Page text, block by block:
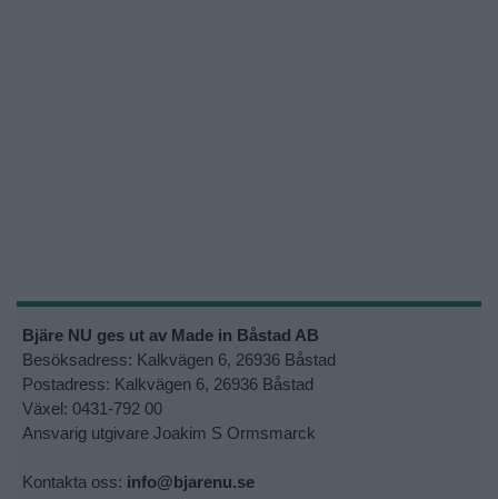
Bjäre NU ges ut av Made in Båstad AB
Besöksadress: Kalkvägen 6, 26936 Båstad
Postadress: Kalkvägen 6, 26936 Båstad
Växel: 0431-792 00
Ansvarig utgivare Joakim S Ormsmarck
Kontakta oss: info@bjarenu.se